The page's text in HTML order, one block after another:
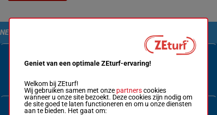
NEEM CONTACT MET ONS OP
Geniet van een optimale ZEturf-ervaring!
Welkom bij ZEturf!
Wij gebruiken samen met onze partnerscookies
wanneer u onze site bezoekt. Deze cookies zijn nodig om
de site goed te laten functioneren en om u onze diensten
aan te bieden. Het gaat om: